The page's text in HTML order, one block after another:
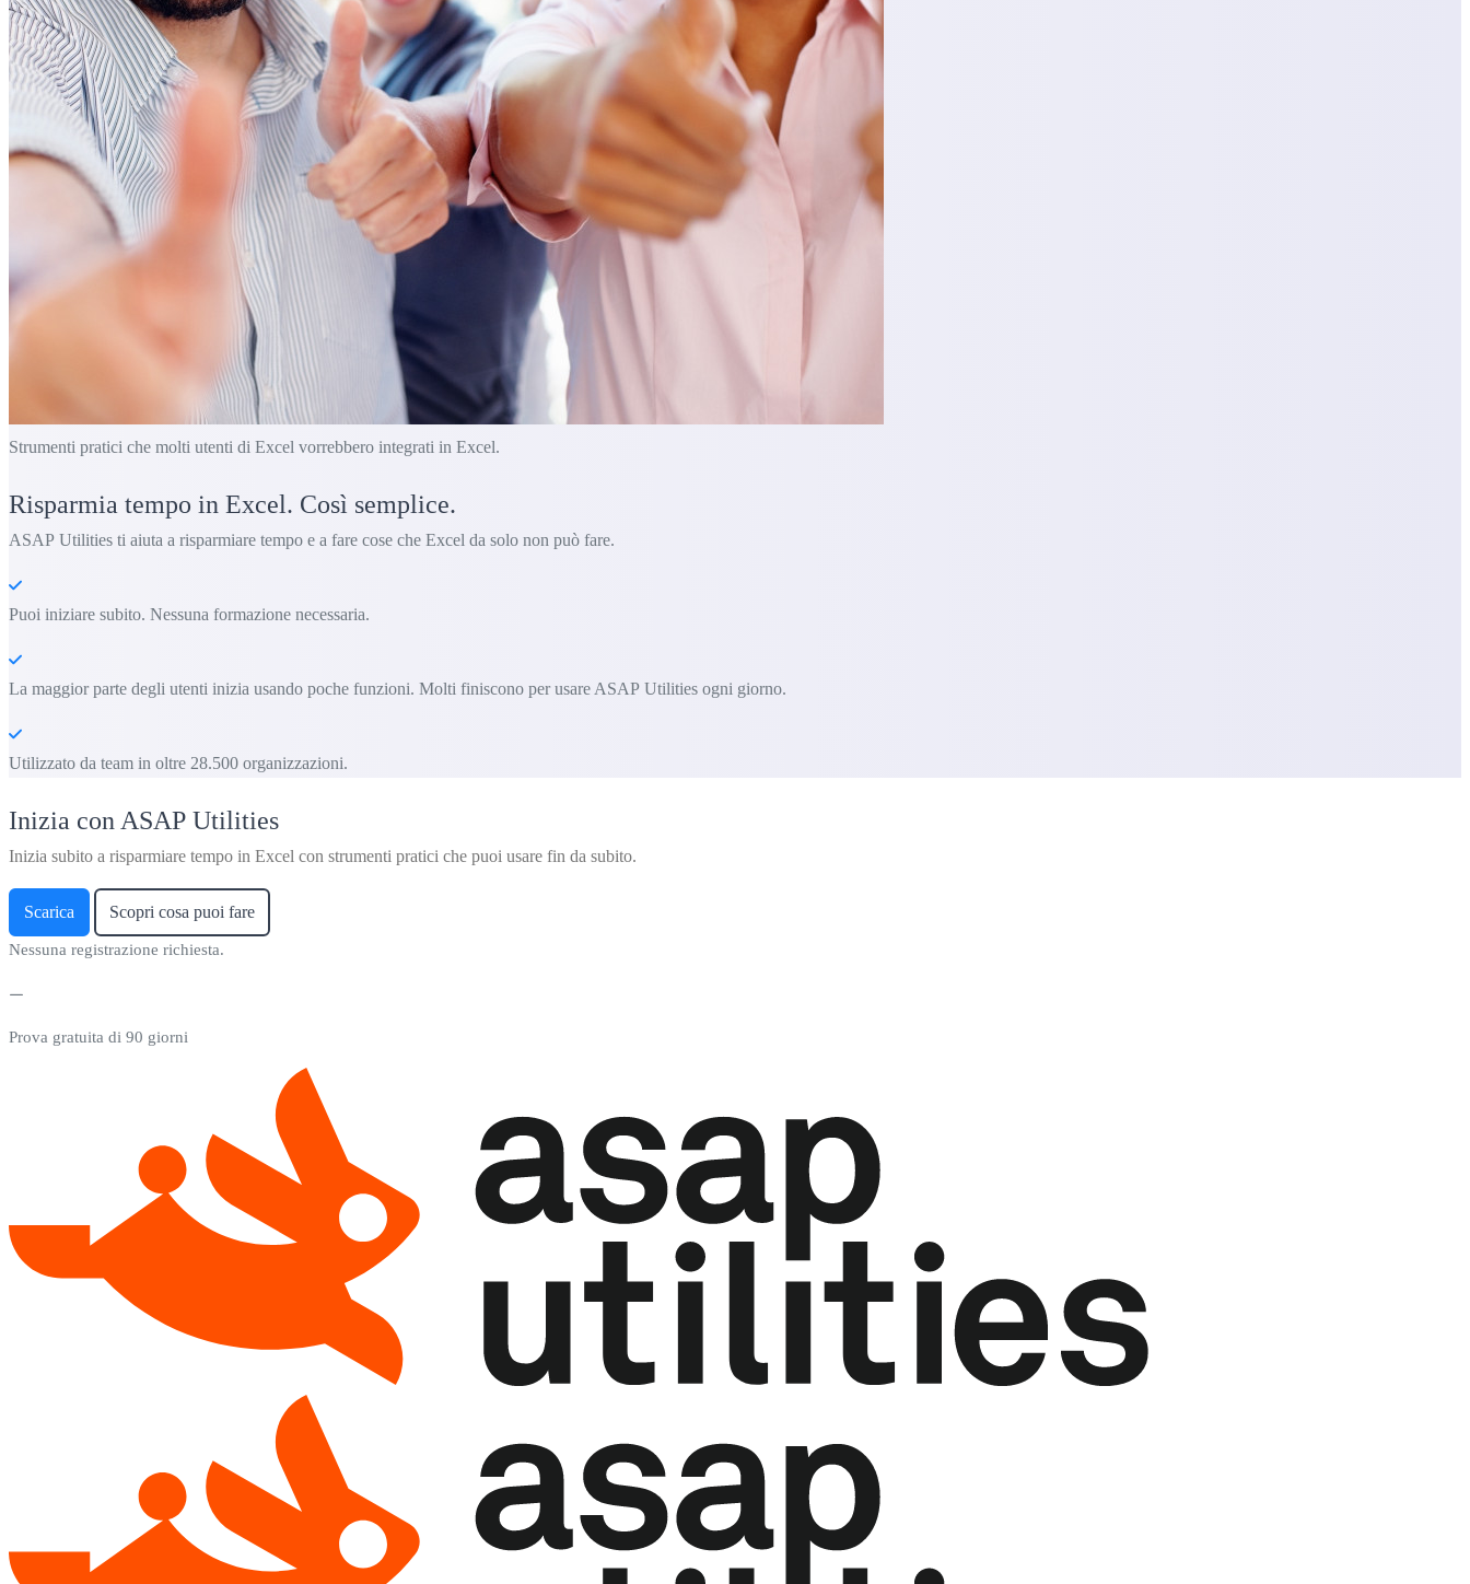
Strumenti pratici che molti utenti di Excel vorrebbero integrati in Excel.
Risparmia tempo in Excel. Così semplice.
ASAP Utilities ti aiuta a risparmiare tempo e a fare cose che Excel da solo non può fare.
Puoi iniziare subito. Nessuna formazione necessaria.
La maggior parte degli utenti inizia usando poche funzioni. Molti finiscono per usare ASAP Utilities ogni giorno.
Utilizzato da team in oltre 28.500 organizzazioni.
Inizia con ASAP Utilities
Inizia subito a risparmiare tempo in Excel con strumenti pratici che puoi usare fin da subito.
Scarica Scopri cosa puoi fare
Nessuna registrazione richiesta.
Prova gratuita di 90 giorni